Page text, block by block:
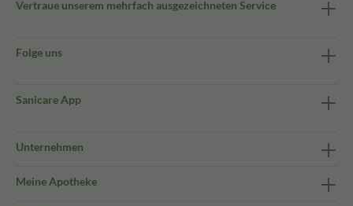
Vertraue unserem mehrfach ausgezeichneten Service
Folge uns
Sanicare App
Unternehmen
Meine Apotheke